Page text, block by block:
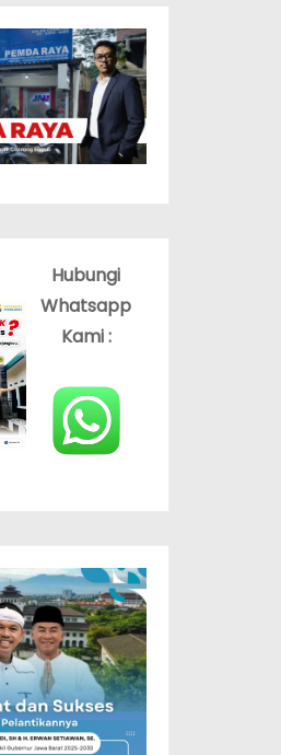
Hubungi
Whatsapp
Kami :